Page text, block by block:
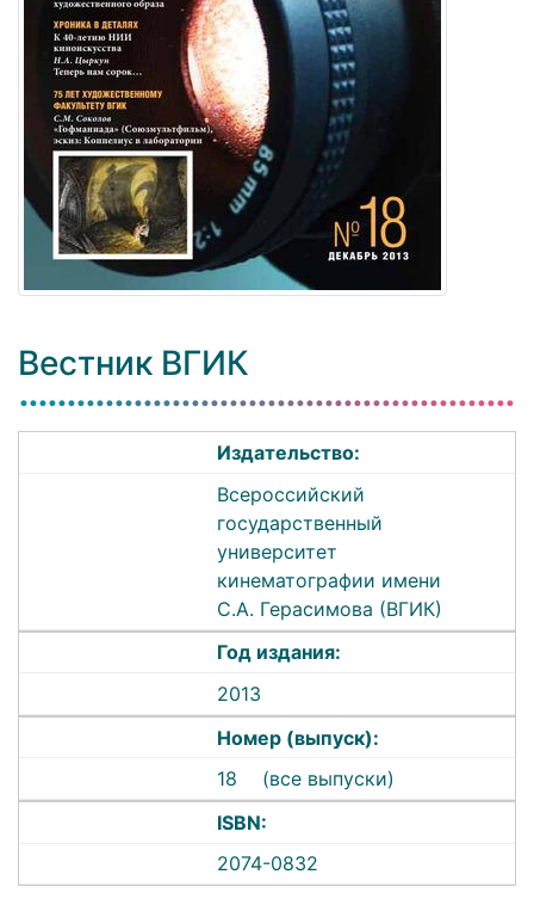
Вестник ВГИК
Издательство:
Всероссийский
государственный
университет
кинематографии имени
С.А. Герасимова (ВГИК)
Год издания:
2013
Номер (выпуск):
18
(все выпуски)
ISBN:
2074-0832